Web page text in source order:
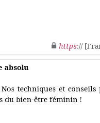
https://
absolu
techniques et
du bien-être féminin !